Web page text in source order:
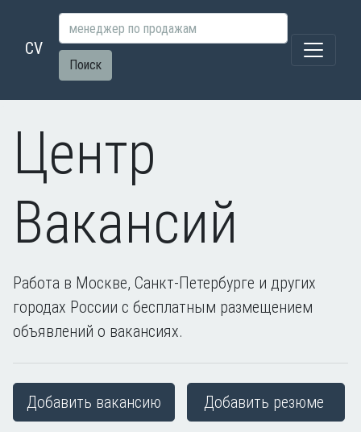
CV
Поиск
Центр
Вакансий
Работа в Москве, Санкт-Петербурге и других
городах России с бесплатным размещением
объявлений о вакансиях.
Добавить вакансию Добавить резюме